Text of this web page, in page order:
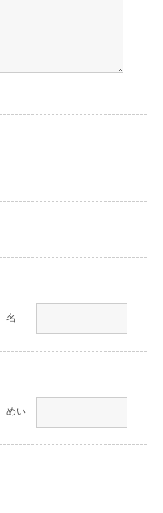
名
めい